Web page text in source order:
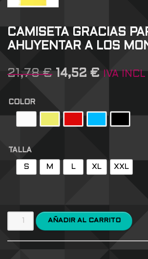
CAMISETA GRACIAS
AHUYENTAR A LOS
21,78€ 14,52 € IVA INCL
COLOR
TALLA
S M L XL XXL
AÑADIR AL CARRITO